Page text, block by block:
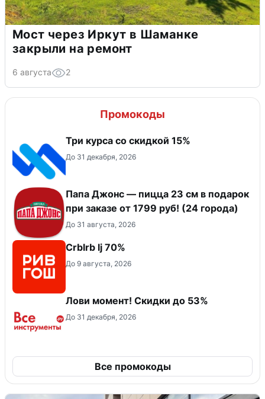
Мост через Иркут в Шаманке
закрыли на ремонт
6 августа 2
Промокоды
Три курса со скидкой 15%
До 31 декабря, 2026
Папа Джонс — пицца 23 см в подарок
при заказе от 1799 руб! (24 города)
До 31 августа, 2026
Crblrb lj 70%
До 9 августа, 2026
Лови момент! Скидки до 53%
До 31 декабря, 2026
Все промокоды